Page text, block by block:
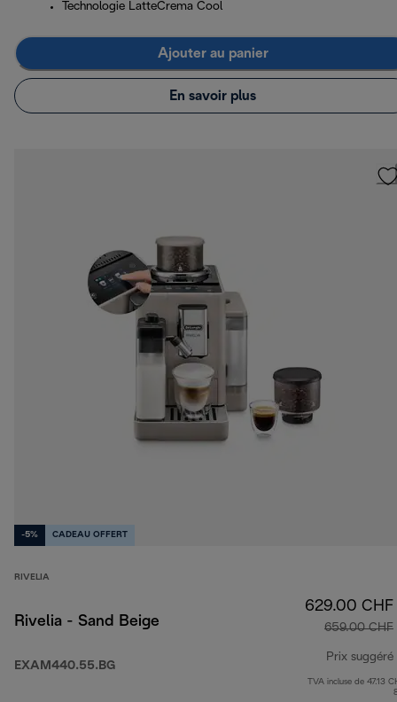
Technologie LatteCrema Cool
Ajouter au panier
En savoir plus
-5% CADEAU OFFERT
RIVELIA
Rivelia - Sand Beige
EXAM440.55.BG
629.00 CHF
659.00 CHF
Prix suggéré
TVA incluse de 47.13